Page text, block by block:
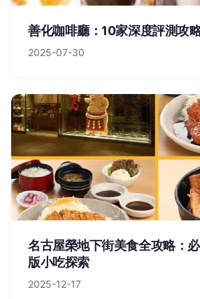
善化咖啡廳：10家深度評測攻
2025-07-30
名古屋榮地下街美食全攻略：
版小吃探索
2025-12-17